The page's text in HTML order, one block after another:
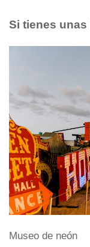
Si tienes unas
Museo de neón